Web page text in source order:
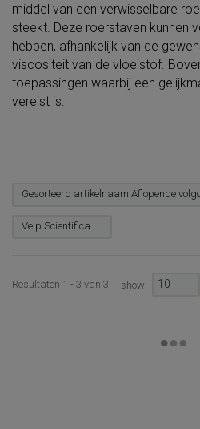
middel van een verwisselbare
steekt. Deze roerstaven kunnen
hebben, afhankelijk van de
viscositeit van de vloeistof.
toepassingen waarbij een
vereist is.
Gesorteerd artikelnaam Aflopende
Velp Scientifica
Resultaten 1 - 3 van 3 show: 10